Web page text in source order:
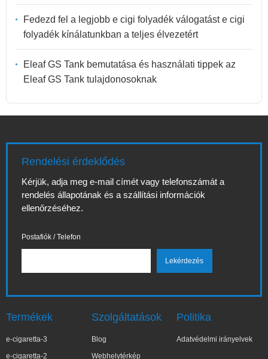
Fedezd fel a legjobb e cigi folyadék válogatást e cigi
folyadék kínálatunkban a teljes élvezetért
Eleaf GS Tank bemutatása és használati tippek az
Eleaf GS Tank tulajdonosoknak
Rendelési érdeklődés
Kérjük, adja meg e-mail címét vagy telefonszámát a
rendelés állapotának és a szállítási információk
ellenőrzéséhez.
Postafiók / Telefon
Termékek
e-cigaretta-3
e-cigaretta-2
Szolgáltatások
Blog
Webhelytérkép
Politika
Adatvédelmi irányelvek